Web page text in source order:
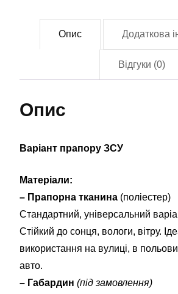
Опис Додаткова
Відгуки (0)
Опис
Варіант прапору ЗСУ
Матеріали:
– Прапорна тканина (поліестер)
Стандартний, універсальний
Стійкий до сонця, вологи, вітру.
використання на вулиці, в
авто.
– Габардин (під замовлення)